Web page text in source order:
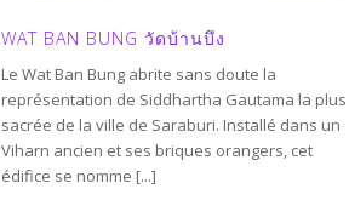
WAT BAN BUNG วัดบ้านบึง
Le Wat Ban Bung abrite sans doute la
représentation de Siddhartha Gautama la plus
sacrée de la ville de Saraburi. Installé dans un
Viharn ancien et ses briques orangers, cet
édifice se nomme [...]